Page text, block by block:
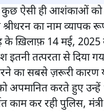
कुछ ऐसी ही आशंकाओं
का नाम व्यापक
के ख़िलाफ़ 14 मई,
तत्परता से दिया
का सबसे ज़रूरी कारण
अपमानित करते हुए
काम कर रही पुलिस,